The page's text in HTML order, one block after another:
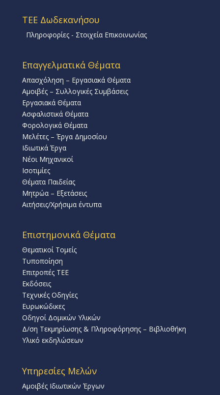
ΤΕΕ Δωδεκανήσου
Πληροφορίες - Στοιχεία Επικοινωνίας
Επαγγελματικά Θέματα
Απασχόληση – Εργασιακά Θέματα
Αμοιβές – Συλλογικές Συμβάσεις
Εργασιακά Θέματα
Ασφαλιστικά Θέματα
Φορολογικά Θέματα
Μελέτες – Έργα Δημοσίου
Ιδιωτικά Έργα
Νέοι Μηχανικοί
Ισοτιμίες
Θέματα Παιδείας
Μητρώα – Εξετάσεις
Αιτήσεις/Χρήσιμα έντυπα
Επιστημονικά Θέματα
Θεματικοί Τομείς
Τυποποίηση
Επιτροπές ΤΕΕ
Εκδόσεις
Τεχνικές Οδηγίες
Ευρωκώδικες
Οδηγοί Δομικών Υλικών
Δ/ση Τεκμηρίωσης & Πληροφόρησης – Βιβλιοθήκη
Υλικό εκδηλώσεων
Υπηρεσίες Μελών
Αμοιβές Ιδιωτικών Έργων